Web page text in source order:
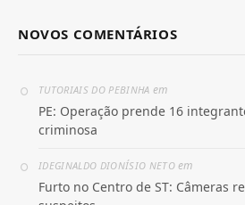
NOVOS COMENTÁRIOS
TUTORIAIS DO PEBINHA em
PE: Operação prende 16
criminosa
IDEGINALDO DIONÍSIO NETOem
Furto no Centro de ST: Câmeras